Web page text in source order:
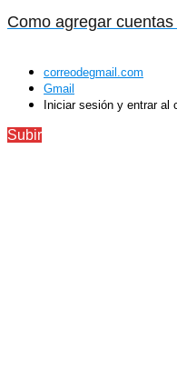
Como agregar
correodegmail.com
Gmail
Iniciar sesión y entrar al
Subir